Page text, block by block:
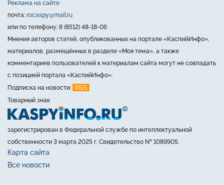
Реклама на сайте
почта: rocaspy@mail.ru
или по телефону: 8 (8512) 48-18-06
Мнения авторов статей, опубликованных на портале «КаспийИнфо»,
материалов, размещённых в разделе «Моя тема», а также
комментариев пользователей к материалам сайта могут не совпадать
с позицией портала «КаспийИнфо».
Подписка на новости:
RSS
Товарный знак
зарегистрирован в Федеральной службе по интеллектуальной
собственности 3 марта 2025 г. Свидетельство № 1089905.
Карта сайта
Все новости